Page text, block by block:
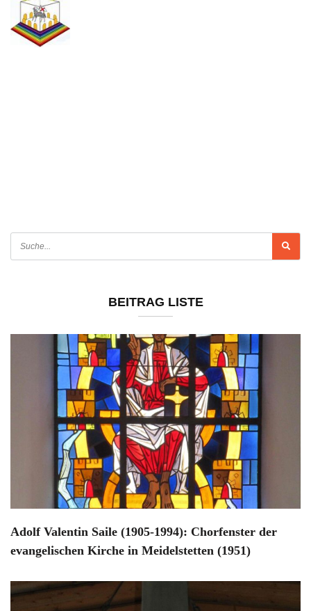
BEITRAG LISTE
Adolf Valentin Saile (1905-1994): Chorfenster der
evangelischen Kirche in Meidelstetten (1951)